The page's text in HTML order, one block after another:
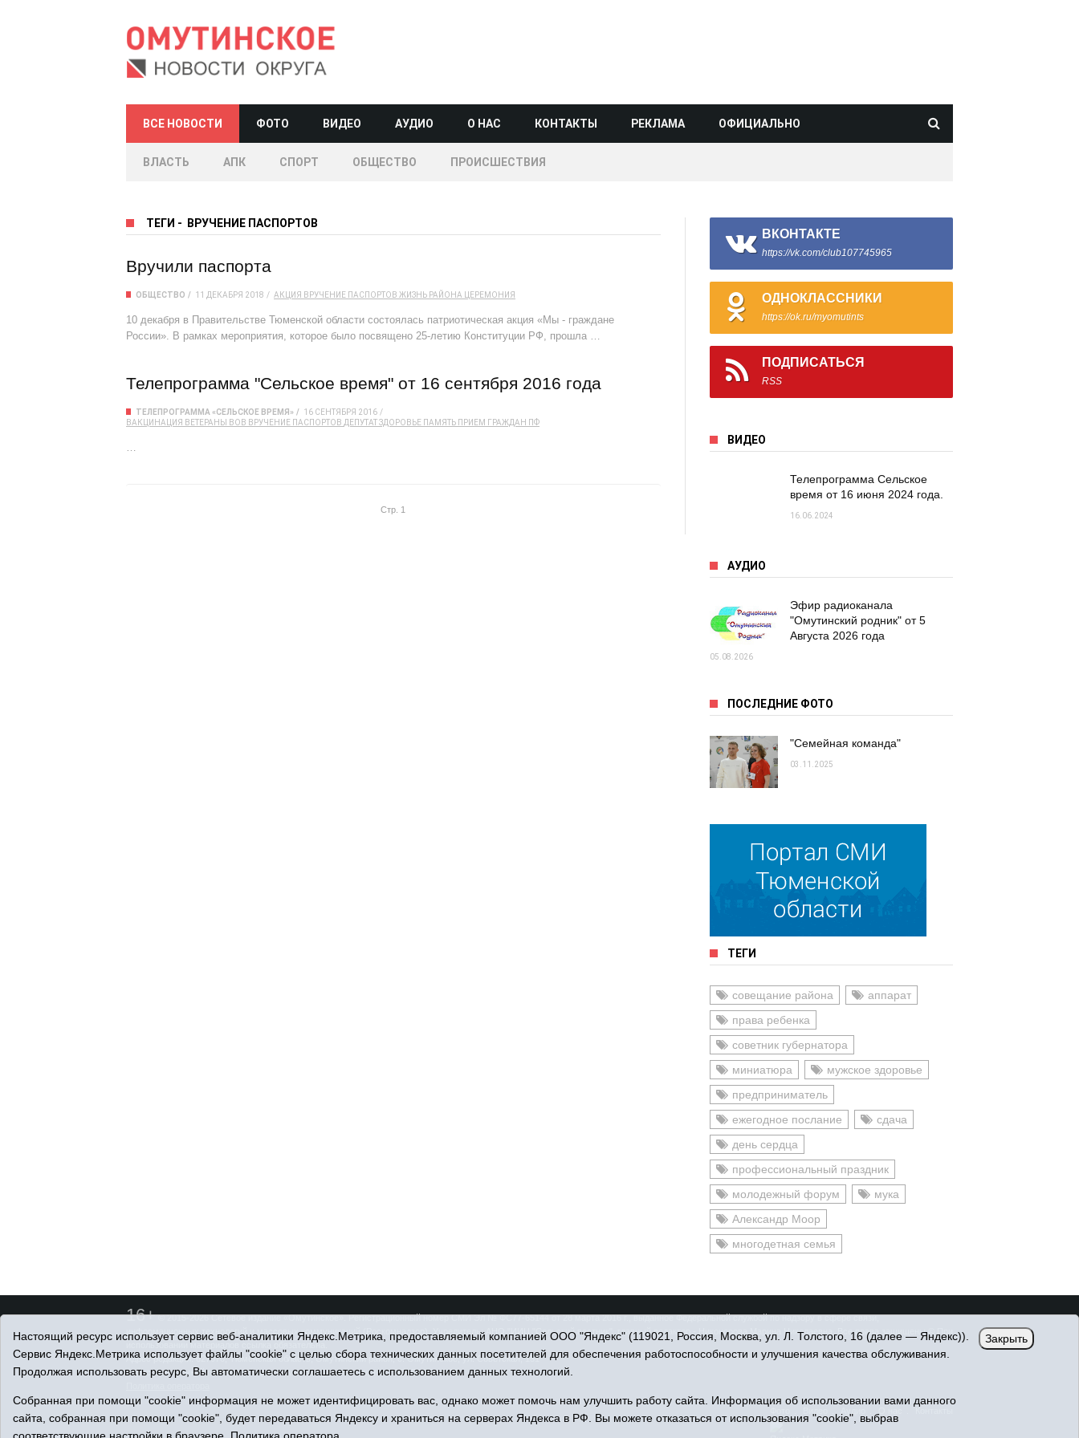
ВСЕ НОВОСТИ ФОТО ВИДЕО АУДИО О НАС КОНТАКТЫ РЕКЛАМА ОФИЦИАЛЬНО
ВЛАСТЬ АПК СПОРТ ОБЩЕСТВО ПРОИСШЕСТВИЯ
ТЕГИ - ВРУЧЕНИЕ ПАСПОРТОВ
Вручили паспорта
ОБЩЕСТВО 11 ДЕКАБРЯ 2018 АКЦИЯ ВРУЧЕНИЕ ПАСПОРТОВ ЖИЗНЬ РАЙОНА ЦЕРЕМОНИЯ
10 декабря в Правительстве Тюменской области состоялась патриотическая акция «Мы - граждане
России». В рамках мероприятия, которое было посвящено 25-летию Конституции РФ, прошла …
Телепрограмма "Сельское время" от 16 сентября 2016 года
ТЕЛЕПРОГРАММА «СЕЛЬСКОЕ ВРЕМЯ»
16 СЕНТЯБРЯ 2016
ВАКЦИНАЦИЯ ВЕТЕРАНЫ ВОВ ВРУЧЕНИЕ ПАСПОРТОВ ДЕПУТАТЗДОРОВЬЕ ПАМЯТЬ ПРИЕМ ГРАЖДАН ПФ
…
Стр. 1
ВКОНТАКТЕ
https://vk.com/club107745965
ОДНОКЛАССНИКИ
https://ok.ru/myomutints
ПОДПИСАТЬСЯ
RSS
ВИДЕО
Телепрограмма Сельское
время от 16 июня 2024 года.
16.06.2024
АУДИО
Эфир радиоканала
"Омутинский родник" от 5
Августа 2026 года
05.08.2026
ПОСЛЕДНИЕ ФОТО
"Семейная команда"
03.11.2025
ТЕГИ
совещание района
аппарат
права ребенка
советник губернатора
миниатюра
мужское здоровье
предприниматель
ежегодное послание
сдача
день сердца
профессиональный праздник
молодежный форум
мука
Александр Моор
многодетная семья
16+© 2015-2026 Сетевое издание «Омутинское». Регистрационный номер СМИ Эл № ФС77-65144 от 28 марта 2016 г., выданное Федеральной службой по надзору в сфере связи,
информационных технологий и массовых коммуникаций (Роскомнадзор). Учредитель: АНО "ИИЦ "Сельский вестник", главный редактор - Никонорова Марина Николаевна. Все права защищены © При
использовании материалов ссылка обязательна.
Адрес редакции: 627070, Тюменская область, Омутинский район, с. Омутинское, ул. Советская, 151
Адрес электронной почты редакции: selvest151@yandex.ru, тел.: 8(34544)3-16-73
Настоящий ресурс использует сервис веб-аналитики Яндекс.Метрика, предоставляемый компанией ООО "Яндекс" (119021, Россия, Москва, ул. Л. Толстого, 16 (далее — Яндекс)).
Сервис Яндекс.Метрика использует файлы "cookie" с целью сбора технических данных посетителей для обеспечения работоспособности и улучшения качества обслуживания.
Продолжая использовать ресурс, Вы автоматически соглашаетесь с использованием данных технологий.
Собранная при помощи "cookie" информация не может идентифицировать вас, однако может помочь нам улучшить работу сайта. Информация об использовании вами данного
сайта, собранная при помощи "cookie", будет передаваться Яндексу и храниться на серверах Яндекса в РФ. Вы можете отказаться от использования "cookie", выбрав
Закрыть